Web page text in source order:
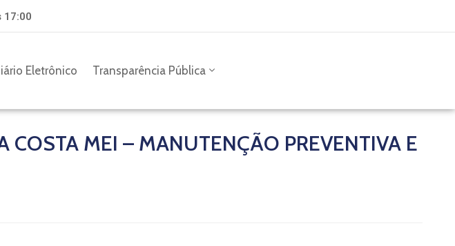
17:00
Eletrônico Transparência Pública
COSTA MEI – MANUTENÇÃO PREVENTIVA E